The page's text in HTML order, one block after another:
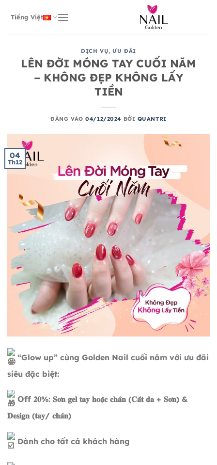
quaTiếng Việt
DỊCH VỤ, ƯU ĐÃI
LÊN ĐỜI MÓNG TAY CUỐI NĂM
– KHÔNG ĐẸP KHÔNG LẤY
TIỀN
ĐĂNG VÀO04/12/2024 BỞI QUANTRI
04
Th12
“Glow up” cùng Golden Nail cuối năm với ưu đãi
siêu đặc biệt:
𝗢𝗳𝗳 𝟐𝟎%: 𝐒𝐨̛𝐧 𝐠𝐞𝐥 𝐭𝐚𝐲 𝐡𝐨𝐚̣̆𝐜 𝐜𝐡𝐚̂𝐧 (𝐂𝐚̆́𝐭 𝐝𝐚 + 𝐒𝐨̛𝐧) &
𝐃𝐞𝐬𝐢𝐠𝐧 (𝐭𝐚𝐲/ 𝐜𝐡𝐚̂𝐧)
Dành cho tất cả khách hàng